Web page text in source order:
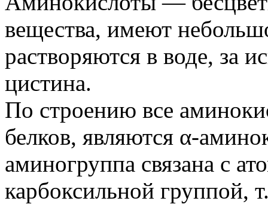
вещества, имеют
растворяются в воде, за
цистина.
По строению все
белков, являются α-
аминогруппа связана с
карбоксильной группой,